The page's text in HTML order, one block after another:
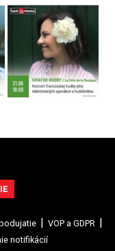
VOP a GDPR
notifikácií